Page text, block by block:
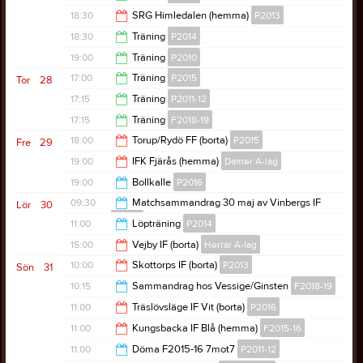
18:45
18:30
18:30 SRG Himledalen (hemma) P2013
20:30
18:30 Träning P2014
20:00
19:00 Träning P2010
20:30
28
Tor 17:00 Träning P2015
18:30
17:15 Träning P2011-12
19:00
17:15 Träning F2018-19
18:30
29
Fre 18:00 Torup/Rydö FF (borta) P2015
20:00
19:00 IFK Fjärås (hemma) Damer A-lag
21:00
19:00 Bollkalle P2016
21:00
30
Lör 09:30
Matchsammandrag 30 maj av Vinbergs IF
P2018
13:00
11:00 Löpträning P2014
11:30
15:00 Vejby IF (borta) Herrar A-lag
17:00
31
Sön 10:00 Skottorps IF (borta) P2013
12:00
10:15 Sammandrag hos Vessige/Ginsten F2018-19
12:15
11:00 Träslövsläge IF Vit (borta) P2016
13:00
11:00 Kungsbacka IF Blå (hemma) F2015-16
11:00 Döma F2015-16 7mot7 P2011-12